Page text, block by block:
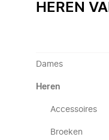
HEREN
Dames
Heren
Accessoires
Broeken